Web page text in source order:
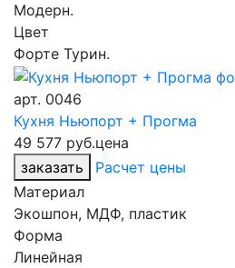
Модерн.
Цвет
Форте Турин.
арт. 0046
Кухня Ньюпорт + Прогма
49 577 руб.цена
заказать
Расчет цены
Материал
Экошпон, МДФ, пластик
Форма
Линейная